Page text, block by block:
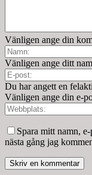
Vänligen ange din
Vänligen ange ditt
Du har angett en
Vänligen ange din e-
Spara mitt namn,
nästa gång jag